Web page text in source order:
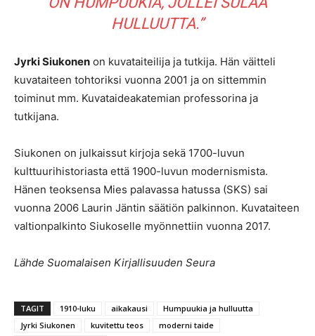
HULLUUTTA.”
Jyrki Siukonen on kuvataiteilija ja tutkija. Hän väitteli
kuvataiteen tohtoriksi vuonna 2001 ja on sittemmin
toiminut mm. Kuvataideakatemian professorina ja
tutkijana.
Siukonen on julkaissut kirjoja sekä 1700-luvun
kulttuurihistoriasta että 1900-luvun modernismista.
Hänen teoksensa Mies palavassa hatussa (SKS) sai
vuonna 2006 Laurin Jäntin säätiön palkinnon. Kuvataiteen
valtionpalkinto Siukoselle myönnettiin vuonna 2017.
Lähde Suomalaisen Kirjallisuuden Seura
TAGIT 1910-luku aikakausi
Humpuukia ja hulluutta
Jyrki Siukonen
kuvitettu teos
moderni taide